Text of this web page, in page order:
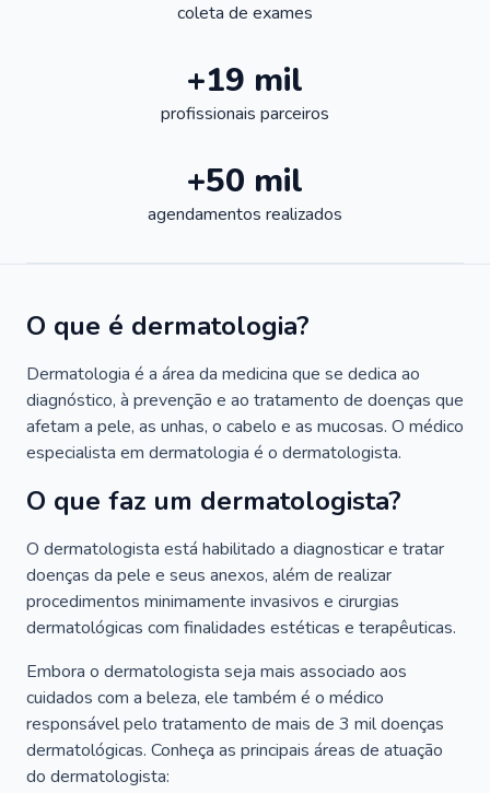
coleta de exames
+19 mil
profissionais parceiros
+50 mil
agendamentos realizados
O que é dermatologia?
Dermatologia é a área da medicina que se dedica ao
diagnóstico, à prevenção e ao tratamento de doenças que
afetam a pele, as unhas, o cabelo e as mucosas. O médico
especialista em dermatologia é o dermatologista.
O que faz um dermatologista?
O dermatologista está habilitado a diagnosticar e tratar
doenças da pele e seus anexos, além de realizar
procedimentos minimamente invasivos e cirurgias
dermatológicas com finalidades estéticas e terapêuticas.
Embora o dermatologista seja mais associado aos
cuidados com a beleza, ele também é o médico
responsável pelo tratamento de mais de 3 mil doenças
dermatológicas. Conheça as principais áreas de atuação
do dermatologista: